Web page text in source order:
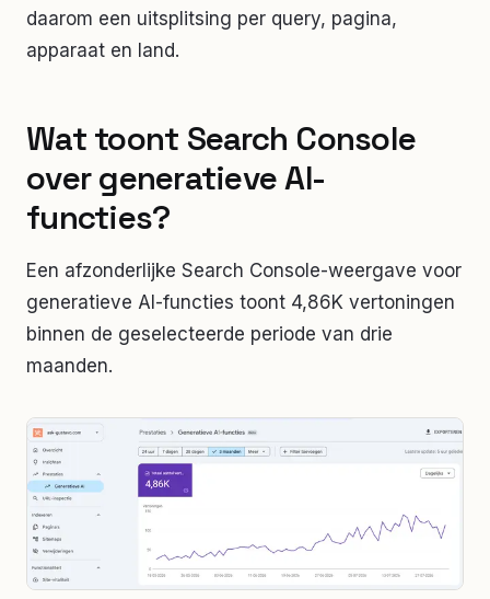
daarom een uitsplitsing per query, pagina,
apparaat en land.
Wat toont Search Console
over generatieve AI-
functies?
Een afzonderlijke Search Console-weergave voor
generatieve AI-functies toont 4,86K vertoningen
binnen de geselecteerde periode van drie
maanden.